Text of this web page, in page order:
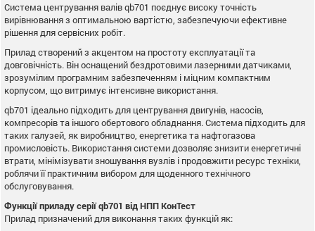
Система центрування валів qb701 поєднує високу точність
вирівнювання з оптимальною вартістю, забезпечуючи ефективне
рішення для сервісних робіт.
Прилад створений з акцентом на простоту експлуатації та
довговічність. Він оснащений бездротовими лазерними датчиками,
зрозумілим програмним забезпеченням і міцним компактним
корпусом, що витримує інтенсивне використання.
qb701 ідеально підходить для центрування двигунів, насосів,
компресорів та іншого обертового обладнання. Система підходить для
таких галузей, як виробництво, енергетика та нафтогазова
промисловість. Використання системи дозволяє знизити енергетичні
втрати, мінімізувати зношування вузлів і продовжити ресурс техніки,
роблячи її практичним вибором для щоденного технічного
обслуговування.
Функції приладу серії qb701 від НПП КонТест
Прилад призначений для виконання таких функцій як: